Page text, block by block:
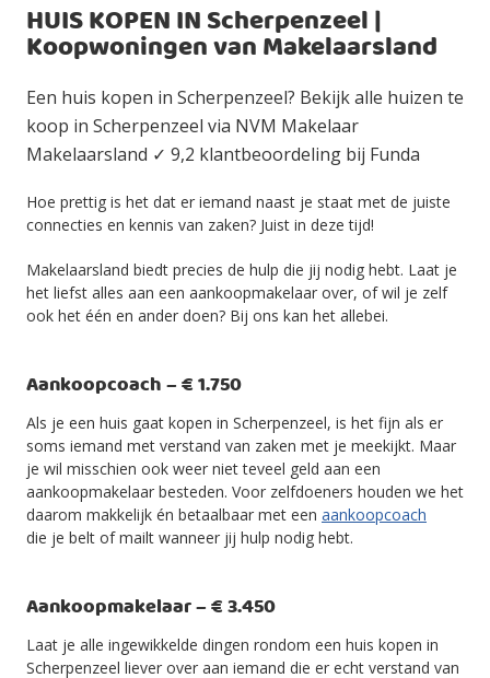
HUIS KOPEN IN Scherpenzeel |
Koopwoningen van Makelaarsland
Een huis kopen in Scherpenzeel? Bekijk alle huizen te
koop in Scherpenzeel via NVM Makelaar
Makelaarsland ✓ 9,2 klantbeoordeling bij Funda
Hoe prettig is het dat er iemand naast je staat met de juiste
connecties en kennis van zaken? Juist in deze tijd!
Makelaarsland biedt precies de hulp die jij nodig hebt. Laat je
het liefst alles aan een aankoopmakelaar over, of wil je zelf
ook het één en ander doen? Bij ons kan het allebei.
Aankoopcoach – € 1.750
Als je een huis gaat kopen in Scherpenzeel, is het fijn als er
soms iemand met verstand van zaken met je meekijkt. Maar
je wil misschien ook weer niet teveel geld aan een
aankoopmakelaar besteden. Voor zelfdoeners houden we het
daarom makkelijk én betaalbaar met een aankoopcoach
die je belt of mailt wanneer jij hulp nodig hebt.
Aankoopmakelaar – € 3.450
Laat je alle ingewikkelde dingen rondom een huis kopen in
Scherpenzeel liever over aan iemand die er echt verstand van